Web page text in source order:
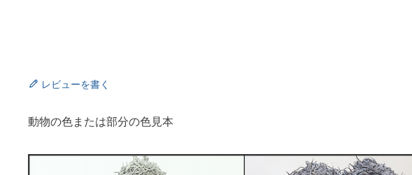
レビューを書く
動物の色または部分の色見本